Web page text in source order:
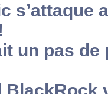
s’attaque
un pas de